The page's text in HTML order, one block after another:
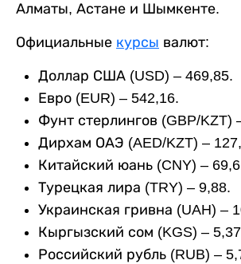
Алматы, Астане и Шымкенте.
Официальные курсы валют:
Доллар США (USD) – 469,85.
Евро (EUR) – 542,16.
Фунт стерлингов (GBP/KZT)
Дирхам ОАЭ (AED/KZT) –
Китайский юань (CNY) –
Турецкая лира (TRY) – 9,88.
Украинская гривна (UAH) –
Кыргызский сом (KGS) –
Российский рубль (RUB) –